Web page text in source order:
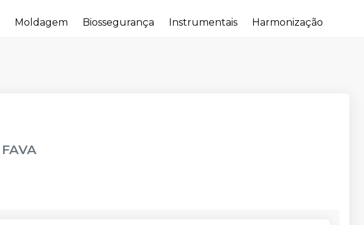
Moldagem Biossegurança Instrumentais Harmonização
FAVA